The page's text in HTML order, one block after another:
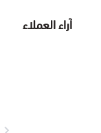
آراء العملاء